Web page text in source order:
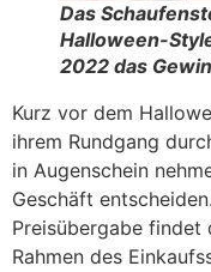
Das
Halloween-
2022 das
Kurz vor dem
ihrem Rundgang
in Augenschein
Geschäft
Preisübergabe
Rahmen des